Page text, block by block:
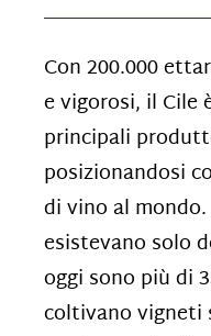
Con 200.000
e vigorosi, il Cile
principali
posizionandosi
di vino al
esistevano solo
oggi sono più di
coltivano vigneti